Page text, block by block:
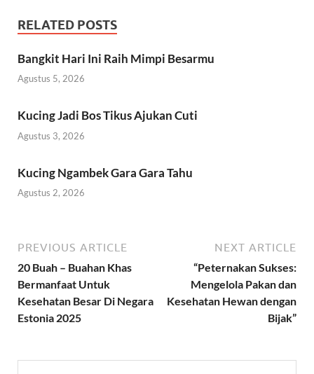
RELATED POSTS
Bangkit Hari Ini Raih Mimpi Besarmu
Agustus 5, 2026
Kucing Jadi Bos Tikus Ajukan Cuti
Agustus 3, 2026
Kucing Ngambek Gara Gara Tahu
Agustus 2, 2026
PREVIOUS ARTICLE
20 Buah – Buahan Khas
Bermanfaat Untuk
Kesehatan Besar Di Negara
Estonia 2025
NEXT ARTICLE
“Peternakan Sukses:
Mengelola Pakan dan
Kesehatan Hewan dengan
Bijak”